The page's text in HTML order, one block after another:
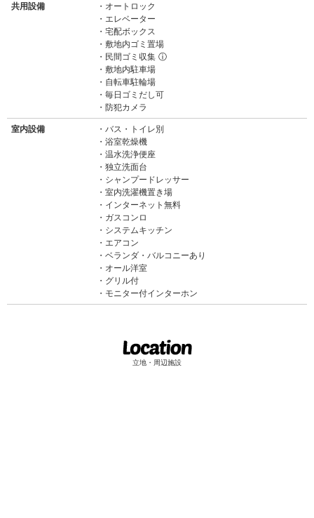
共用設備
オートロック
エレベーター
宅配ボックス
敷地内ゴミ置場
民間ゴミ収集 ⓘ
敷地内駐車場
自転車駐輪場
毎日ゴミだし可
防犯カメラ
室内設備
バス・トイレ別
浴室乾燥機
温水洗浄便座
独立洗面台
シャンプードレッサー
室内洗濯機置き場
インターネット無料
ガスコンロ
システムキッチン
エアコン
ベランダ・バルコニーあり
オール洋室
グリル付
モニター付インターホン
立地・周辺施設